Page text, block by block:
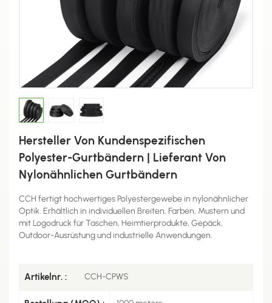
Hersteller Von Kundenspezifischen
Polyester-Gurtbändern | Lieferant Von
Nylonähnlichen Gurtbändern
CCH fertigt hochwertiges Polyestergewebe in nylonähnlicher
Optik. Erhältlich in individuellen Breiten, Farben, Mustern und
mit Logodruck für Taschen, Heimtierprodukte, Gepäck,
Outdoor-Ausrüstung und industrielle Anwendungen.
Artikelnr. : CCH-CPWS